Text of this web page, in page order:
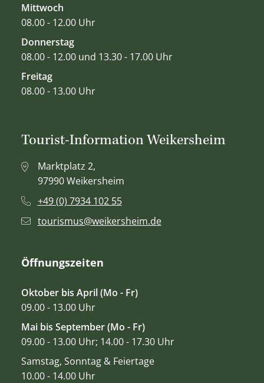
Mittwoch
08.00 - 12.00 Uhr
Donnerstag
08.00 - 12.00 und 13.30 - 17.00 Uhr
Freitag
08.00 - 13.00 Uhr
Tourist-Information Weikersheim
Marktplatz 2,
97990 Weikersheim
+49 (0) 7934 102 55
tourismus@weikersheim.de
Öffnungszeiten
Oktober bis April (Mo - Fr)
09.00 - 13.00 Uhr
Mai bis September (Mo - Fr)
09.00 - 13.00 Uhr; 14.00 - 17.30 Uhr
Samstag, Sonntag & Feiertage
10.00 - 14.00 Uhr